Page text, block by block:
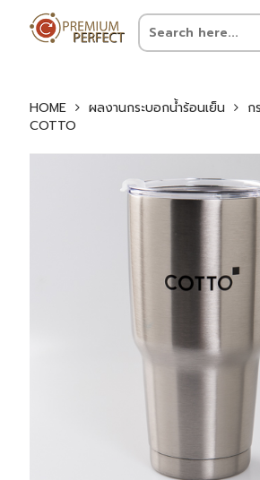
HOME ผลงานกระบอกน้ำร้อนเย็น
ก
COTTO